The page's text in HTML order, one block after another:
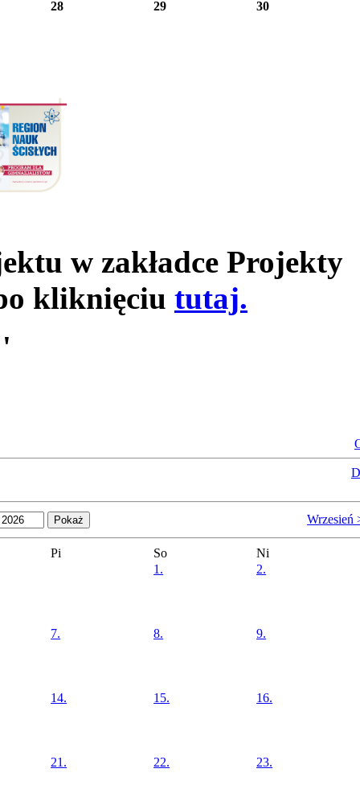
28
29 30
w zakładce Projekty
kliknięciu tutaj.
'
Wrzesień
Pi So
Ni
1.
2.
7. 8. 9.
14. 15. 16.
21. 22. 23.